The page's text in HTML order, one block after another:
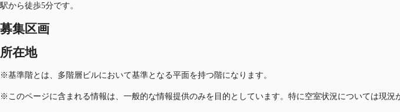
駅から徒歩5分です。
募集区画
所在地
※基準階とは、多階層ビルにおいて基準となる平面を持つ階になります。
※このページに含まれる情報は、一般的な情報提供のみを目的としています。特に空室状況については現況